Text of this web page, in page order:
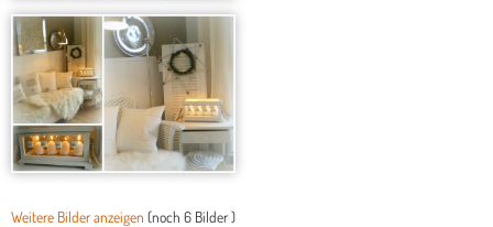
Weitere Bilder anzeigen (noch 6 Bilder)